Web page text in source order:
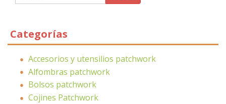
Categorías
Accesorios y utensilios patchwork
Alfombras patchwork
Bolsos patchwork
Cojines Patchwork